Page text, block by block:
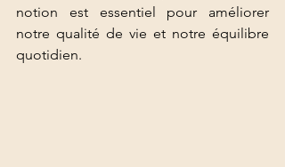
notion est essentiel pour améliorer
notre qualité de vie et notre équilibre
quotidien.